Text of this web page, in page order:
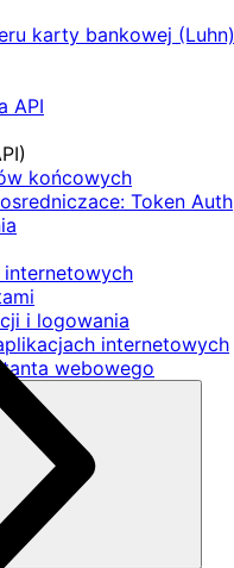
karty bankowej (Luhn)
API
końcowych
Token Auth
i logowania
internetowych
webowego